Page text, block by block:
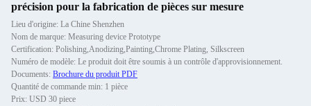
précision pour la fabrication de pièces sur mesure
Lieu d'origine: La Chine Shenzhen
Nom de marque: Measuring device Prototype
Certification: Polishing,Anodizing,Painting,Chrome Plating, Silkscreen
Numéro de modèle: Le produit doit être soumis à un contrôle d'approvisionnement.
Documents: Brochure du produit PDF
Quantité de commande min: 1 pièce
Prix: USD 30 piece